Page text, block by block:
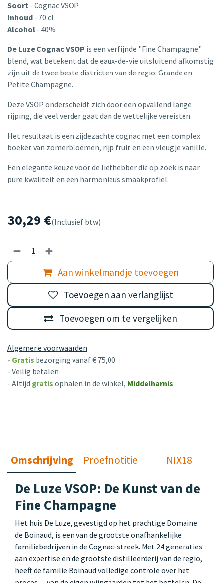
Soort - Cognac VSOP
Inhoud - 70 cl
Alcohol - 40%
De Luze Cognac VSOP is een verfijnde "Fine Champagne"
blend, wat betekent dat de eaux-de-vie uitsluitend afkomstig
zijn uit de twee beste districten van de regio: Grande en
Petite Champagne.
Deze VSOP onderscheidt zich door een opvallend lange
rijping, die veel verder gaat dan de wettelijke vereisten.
Het resultaat is een zijdezachte cognac met een complex
boeket van zomerbloemen, rijp fruit en een vleugje vanille.
Een elegante keuze voor de liefhebber die op zoek is naar
pure kwaliteit en een harmonieus smaakprofiel.
30,29 €(Inclusief btw)
Aan winkelmandje toevoegen
Toevoegen om te vergelijken
Toevoegen aan verlanglijst
Algemene voorwaarden
- Gratis bezorging vanaf € 75,00
- Veilig betalen
- Altijd gratis ophalen in de winkel, Middelharnis
Omschrijving Proefnotitie NIX18
De Luze VSOP: De Kunst van de
Fine Champagne
Het huis De Luze, gevestigd op het prachtige Domaine
de Boinaud, is een van de grootste onafhankelijke
familiebedrijven in de Cognac-streek. Met 24 generaties
aan expertise en de grootste distilleerderij van de regio,
heeft de familie Boinaud volledige controle over het